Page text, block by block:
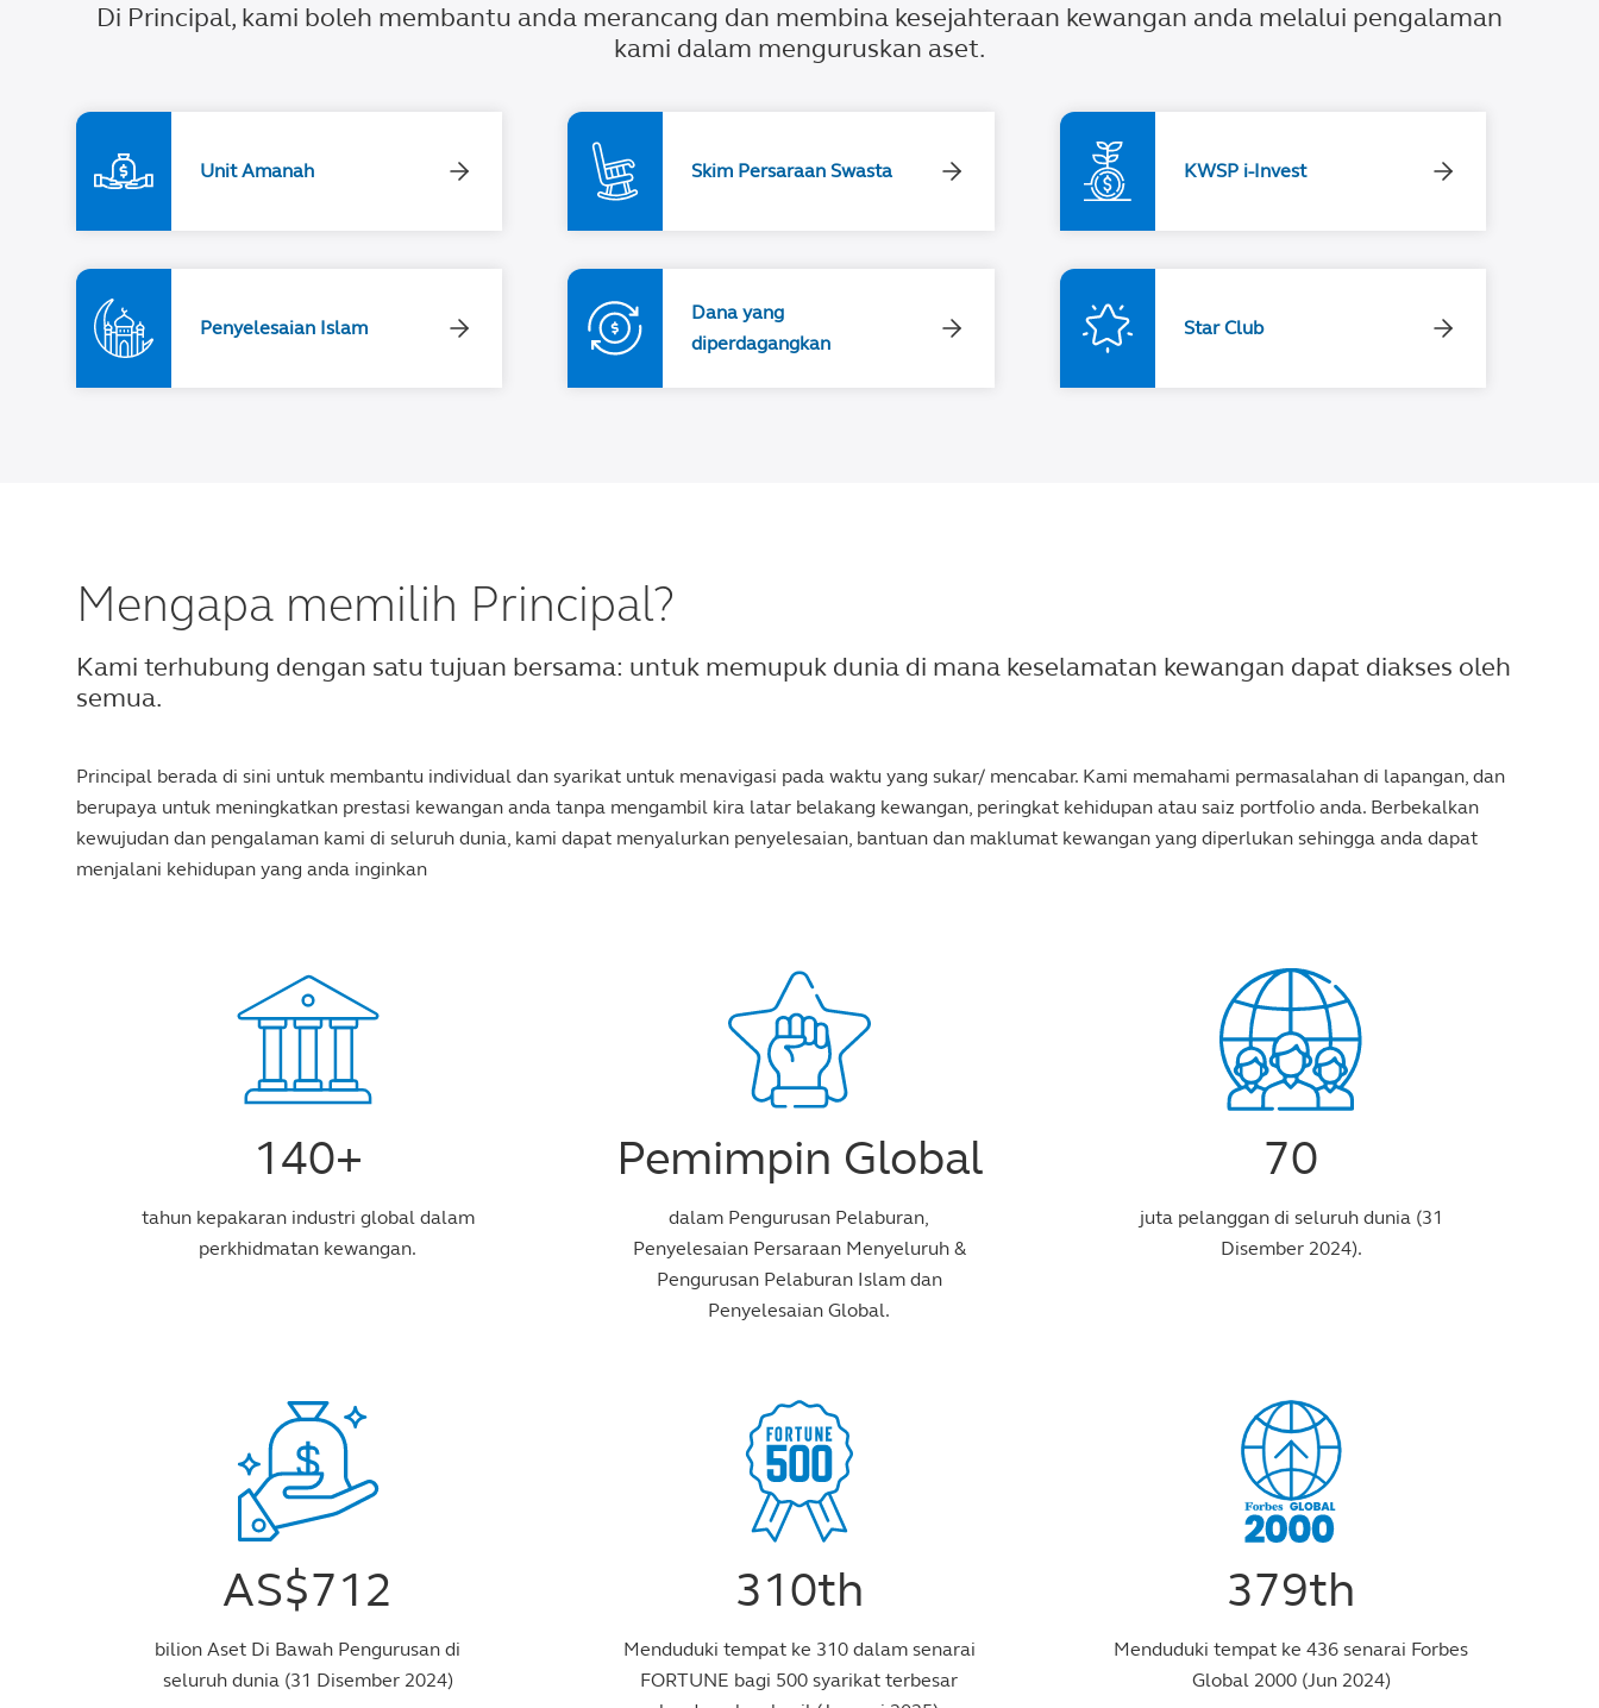
Di Principal, kami boleh membantu anda merancang dan membina kesejahteraan kewangan anda melalui pengalaman
kami dalam menguruskan aset.
Unit Amanah Skim Persaraan Swasta KWSP i-Invest
Penyelesaian Islam
Dana yang
diperdagangkan
Star Club
Mengapa memilih Principal?
Kami terhubung dengan satu tujuan bersama: untuk memupuk dunia di mana keselamatan kewangan dapat diakses oleh
semua.
Principal berada di sini untuk membantu individual dan syarikat untuk menavigasi pada waktu yang sukar/ mencabar. Kami memahami permasalahan di lapangan, dan
berupaya untuk meningkatkan prestasi kewangan anda tanpa mengambil kira latar belakang kewangan, peringkat kehidupan atau saiz portfolio anda. Berbekalkan
kewujudan dan pengalaman kami di seluruh dunia, kami dapat menyalurkan penyelesaian, bantuan dan maklumat kewangan yang diperlukan sehingga anda dapat
menjalani kehidupan yang anda inginkan
140+
tahun kepakaran industri global dalam
perkhidmatan kewangan.
Pemimpin Global
dalam Pengurusan Pelaburan,
Penyelesaian Persaraan Menyeluruh &
Pengurusan Pelaburan Islam dan
Penyelesaian Global.
70
juta pelanggan di seluruh dunia (31
Disember 2024).
AS$712
bilion Aset Di Bawah Pengurusan di
seluruh dunia (31 Disember 2024)
310th
Menduduki tempat ke 310 dalam senarai
FORTUNE bagi 500 syarikat terbesar
379th
Menduduki tempat ke 436 senarai Forbes
Global 2000 (Jun 2024)